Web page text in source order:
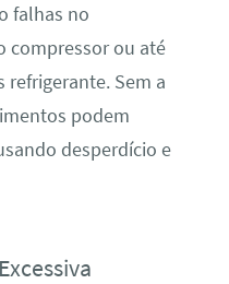
falhas no
compressor ou até
refrigerante. Sem a
podem
desperdício e